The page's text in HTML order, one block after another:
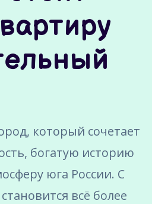
который сочетает
богатую историю
юга России. С
всё более